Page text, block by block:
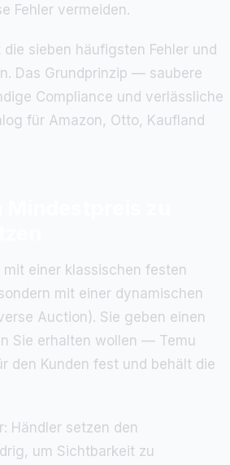
Fehler vermeiden.
sieben häufigsten Fehler und
Das Grundprinzip — saubere
Compliance und verlässliche
für Amazon, Otto, Kaufland
einer klassischen festen
mit einer dynamischen
Auction). Sie geben einen
Sie erhalten wollen — Temu
den Kunden fest und behält die
Händler setzen den
um Sichtbarkeit zu